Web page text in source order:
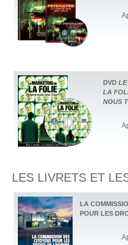
DVD LE
LA
NOUS
LES LIVRETS ET
LA
POUR LES